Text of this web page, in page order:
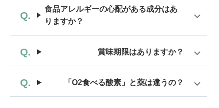
食品アレルギーの心配がある成分はあ
りますか？
賞味期限はありますか？
「O2食べる酸素」と薬は違うの？